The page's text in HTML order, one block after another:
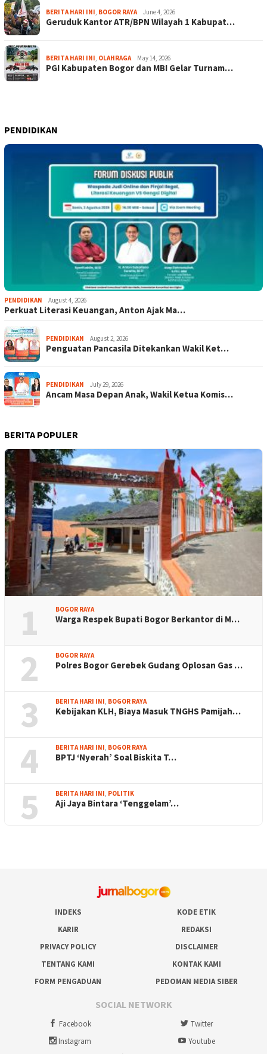
BERITA HARI INI, BOGOR RAYA June 4, 2026
Geruduk Kantor ATR/BPN Wilayah 1 Kabupat…
BERITA HARI INI, OLAHRAGA May 14, 2026
PGI Kabupaten Bogor dan MBI Gelar Turnam…
PENDIDIKAN
PENDIDIKAN August 4, 2026
Perkuat Literasi Keuangan, Anton Ajak Ma…
PENDIDIKAN August 2, 2026
Penguatan Pancasila Ditekankan Wakil Ket…
PENDIDIKAN July 29, 2026
Ancam Masa Depan Anak, Wakil Ketua Komis…
BERITA POPULER
1 BOGOR RAYA
Warga Respek Bupati Bogor Berkantor di M…
2 BOGOR RAYA
Polres Bogor Gerebek Gudang Oplosan Gas …
3 BERITA HARI INI BOGOR RAYA
Kebijakan KLH, Biaya Masuk TNGHS Pamijah…
4 BERITA HARI INI BOGOR RAYA
BPTJ ‘Nyerah’ Soal Biskita T…
5 BERITA HARI INI POLITIK
Aji Jaya Bintara ‘Tenggelam’…
INDEKS
KODE ETIK
KARIR
REDAKSI
PRIVACY POLICY
DISCLAIMER
TENTANG KAMI
KONTAK KAMI
FORM PENGADUAN
PEDOMAN MEDIA SIBER
SOCIAL NETWORK
Facebook
Twitter
Instagram
Youtube